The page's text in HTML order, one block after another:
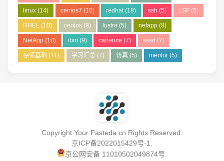
linux(14) centos7 (10) redhat(18) ssh (5) LSF(6)
RHEL(10) centos(8) lustre (5) netapp (8)
NetApp(10) ibm(9) cadence (7) sssd (7)
存储基础 (11) 学习汇总 (7) 仿真 (5) mentor (5)
Copyright Your Fasteda.cn Rights Reserved.
京ICP备2022015429号-1
京公网安备 11010502049874号